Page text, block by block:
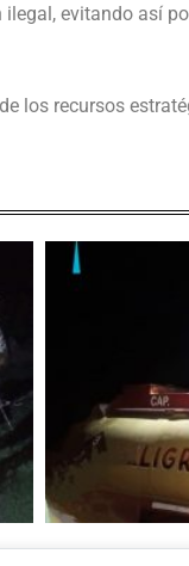
evitando así
los recursos